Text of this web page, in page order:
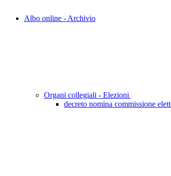
Albo online - Archivio
Organi collegiali - Elezioni
decreto nomina commissione